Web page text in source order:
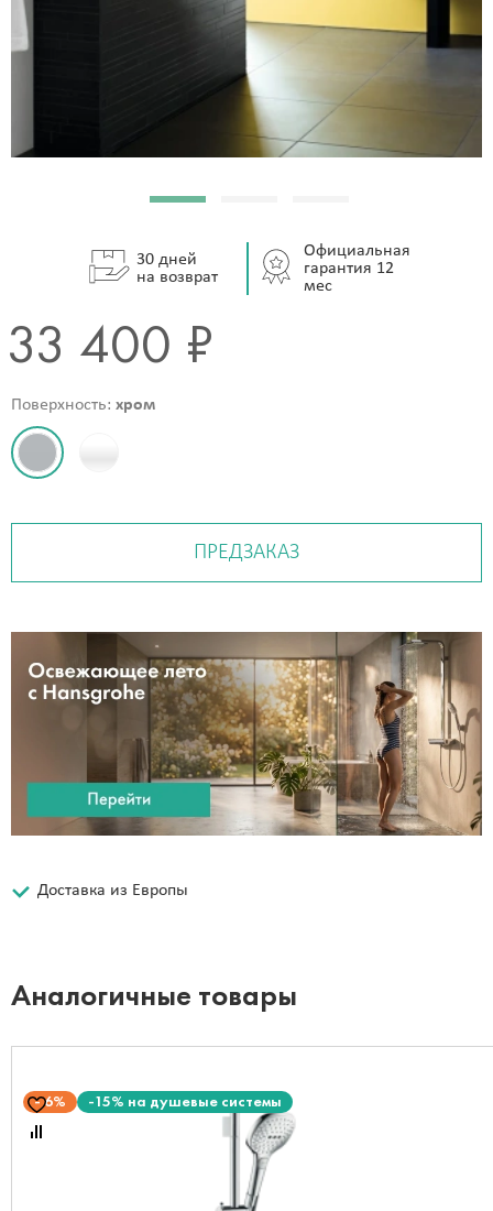
30 дней
на возврат
Официальная
гарантия 12
мес
33 400 ₽
Поверхность: хром
ПРЕДЗАКАЗ
Доставка из Европы
Аналогичные товары
6% -15% на душевые системы